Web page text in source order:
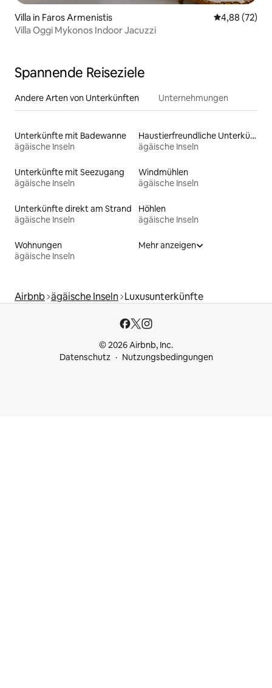
Villa in Faros Armenistis
4,88 (72)
Villa Oggi Mykonos Indoor Jacuzzi
Spannende Reiseziele
Andere Arten von Unterkünften Unternehmungen
Unterkünfte mit Badewanne
ägäische Inseln
Haustierfreundliche Unterkünfte
ägäische Inseln
Unterkünfte mit Seezugang
ägäische Inseln
Windmühlen
ägäische Inseln
Unterkünfte direkt am Strand
ägäische Inseln
Höhlen
ägäische Inseln
Wohnungen
ägäische Inseln
Mehr anzeigen
Airbnb ägäische Inseln Luxusunterkünfte
© 2026 Airbnb, Inc.
Datenschutz
Nutzungsbedingungen